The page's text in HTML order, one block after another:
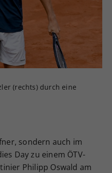
(rechts) durch eine
sondern auch im
Day zu einem ÖTV-
Philipp Oswald am
Einstellungen, falls der
dies eingestellt hat.